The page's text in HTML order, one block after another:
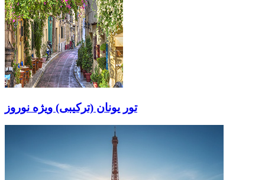
تور یونان (ترکیبی) ویژه نوروز